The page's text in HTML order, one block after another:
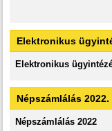
Elektronikus
Elektronikus
Népszámlálás 2022.
Népszámlálás 2022